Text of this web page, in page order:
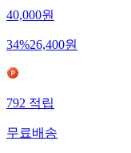
40,000원
34%26,400원
792적립
무료배송